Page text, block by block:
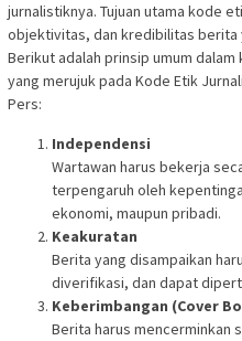
jurnalistiknya. Tujuan utama kode
objektivitas, dan kredibilitas berita
Berikut adalah prinsip umum
yang merujuk pada Kode Etik
Pers:
Independensi
Wartawan harus bekerja
terpengaruh oleh
ekonomi, maupun pribadi.
Keakuratan
Berita yang disampaikan
diverifikasi, dan dapat
Keberimbangan (Cover
Berita harus mencerminkan